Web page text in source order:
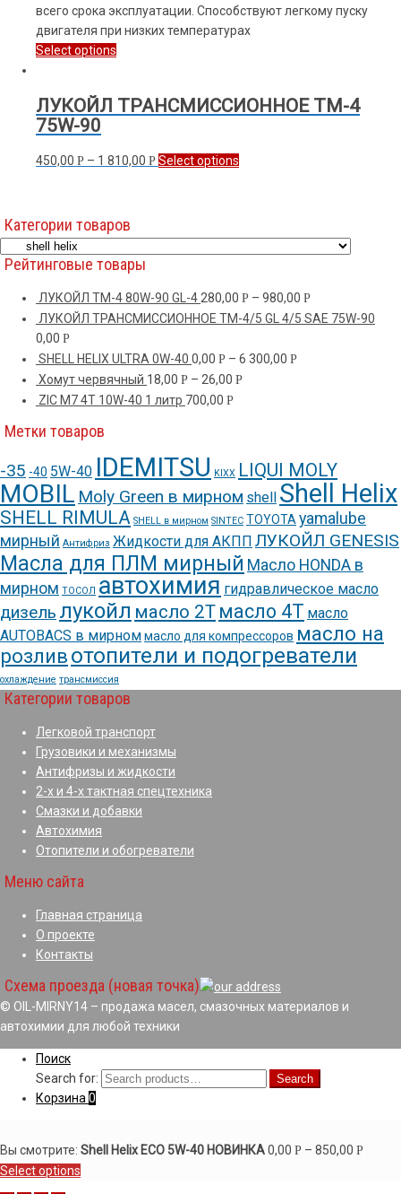
всего срока эксплуатации. Способствуют легкому пуску
двигателя при низких температурах
Select options
ЛУКОЙЛ ТРАНСМИССИОННОЕ ТМ-4
75W-90
450,00 Р – 1 810,00 Р Select options
Категории товаров
Рейтинговые товары
ЛУКОЙЛ ТМ-4 80W-90 GL-4 280,00 Р – 980,00 Р
ЛУКОЙЛ ТРАНСМИССИОННОЕ TM-4/5 GL 4/5 SAE 75W-90
0,00 Р
SHELL HELIX ULTRA 0W-40 0,00 Р – 6 300,00 Р
Хомут червячный 18,00 Р – 26,00 Р
ZIC M7 4T 10W-40 1 литр 700,00 Р
Метки товаров
-35 -40 5W-40 IDEMITSU KIXX LIQUI MOLY
MOBIL Moly Green в мирном shell Shell Helix
SHELL RIMULA SHELL в мирном SINTEC TOYOTA yamalube
мирный Антифриз Жидкости для АКПП ЛУКОЙЛ GENESIS
Масла для ПЛМ мирный Масло HONDA в
мирном ТОСОЛ автохимия гидравлическое масло
дизель лукойл масло 2Т масло 4Т масло
AUTOBACS в мирноммасло для компрессоров масло на
розливотопители и подогреватели
охлаждение трансмиссия
Категории товаров
Легковой транспорт
Грузовики и механизмы
Антифризы и жидкости
2-х и 4-х тактная спецтехника
Смазки и добавки
Автохимия
Отопители и обогреватели
Меню сайта
Главная страница
О проекте
Контакты
Схема проезда (новая точка)
© OIL-MIRNY14 – продажа масел, смазочных материалов и
автохимии для любой техники
Поиск
Search for:
Search
Корзина 0
Вы смотрите: Shell Helix ECO 5W-40 НОВИНКА0,00 Р – 850,00 Р
Select options